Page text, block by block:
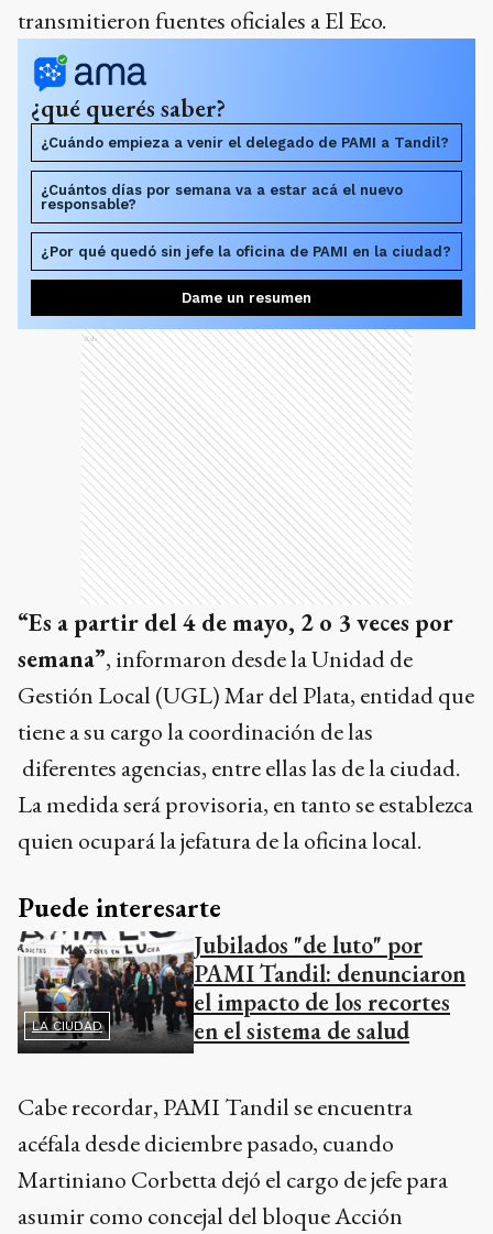
transmitieron fuentes oficiales a El Eco.
¿qué querés saber?
¿Cuándo empieza a venir el delegado de PAMI a Tandil?
¿Cuántos días por semana va a estar acá el nuevo
responsable?
¿Por qué quedó sin jefe la oficina de PAMI en la ciudad?
Dame un resumen
Ads
“Es a partir del 4 de mayo, 2 o 3 veces por
semana”, informaron desde la Unidad de
Gestión Local (UGL) Mar del Plata, entidad que
tiene a su cargo la coordinación de las
diferentes agencias, entre ellas las de la ciudad.
La medida será provisoria, en tanto se establezca
quien ocupará la jefatura de la oficina local.
Puede interesarte
LA CIUDAD
Jubilados "de luto" por
PAMI Tandil: denunciaron
el impacto de los recortes
en el sistema de salud
Cabe recordar, PAMI Tandil se encuentra
acéfala desde diciembre pasado, cuando
Martiniano Corbetta dejó el cargo de jefe para
asumir como concejal del bloque Acción